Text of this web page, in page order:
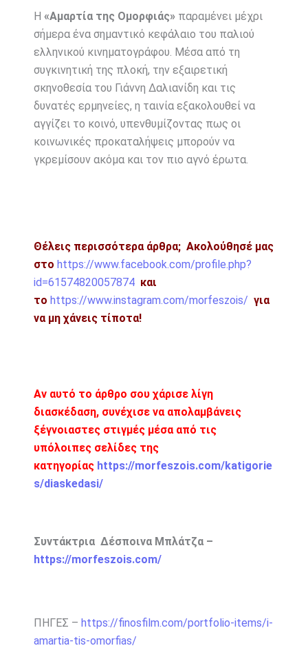
Η «Αμαρτία της Ομορφιάς»παραμένει μέχρι
σήμερα ένα σημαντικό κεφάλαιο του παλιού
ελληνικού κινηματογράφου. Μέσα από τη
συγκινητική της πλοκή, την εξαιρετική
σκηνοθεσία του Γιάννη Δαλιανίδη και τις
δυνατές ερμηνείες, η ταινία εξακολουθεί να
αγγίζει το κοινό, υπενθυμίζοντας πως οι
κοινωνικές προκαταλήψεις μπορούν να
γκρεμίσουν ακόμα και τον πιο αγνό έρωτα.
Θέλεις περισσότερα άρθρα; Ακολούθησέ μας
στο https://www.facebook.com/profile.php?
id=61574820057874 και
το https://www.instagram.com/morfeszois/ για
να μη χάνεις τίποτα!
Αν αυτό το άρθρο σου χάρισε λίγη
διασκέδαση, συνέχισε να απολαμβάνεις
ξέγνοιαστες στιγμές μέσα από τις
υπόλοιπες σελίδες της
κατηγορίας https://morfeszois.com/katigorie
s/diaskedasi/
Συντάκτρια Δέσποινα Μπλάτζα –
https://morfeszois.com/
ΠΗΓΕΣ – https://finosfilm.com/portfolio-items/i-
amartia-tis-omorfias/